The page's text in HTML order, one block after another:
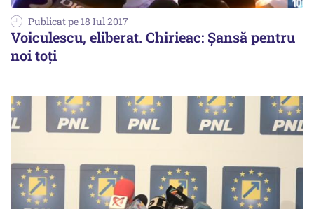
Publicat pe 18 Iul 2017
Voiculescu, eliberat. Chirieac: Șansă pentru
noi toți